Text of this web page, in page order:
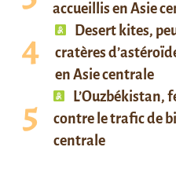
accueillis en Asie
Desert kites,
cratères
en Asie centrale
L’Ouzbékistan,
contre le trafic de
centrale